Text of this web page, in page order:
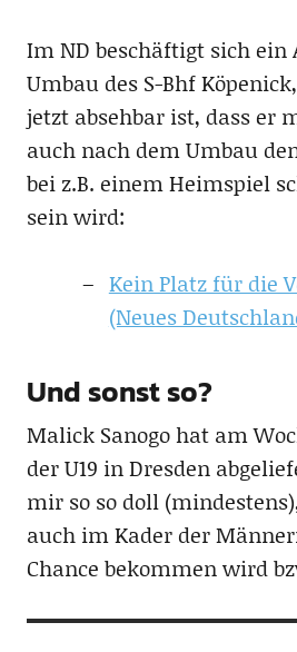
Im ND beschäftigt sich
Umbau des S-Bhf
jetzt absehbar ist, dass er
auch nach dem Umbau
bei z.B. einem Heimspiel
sein wird:
Kein Platz für die
(Neues
Und sonst so?
Malick Sanogo hat am
der U19 in Dresden
mir so so doll
auch im Kader der
Chance bekommen wird